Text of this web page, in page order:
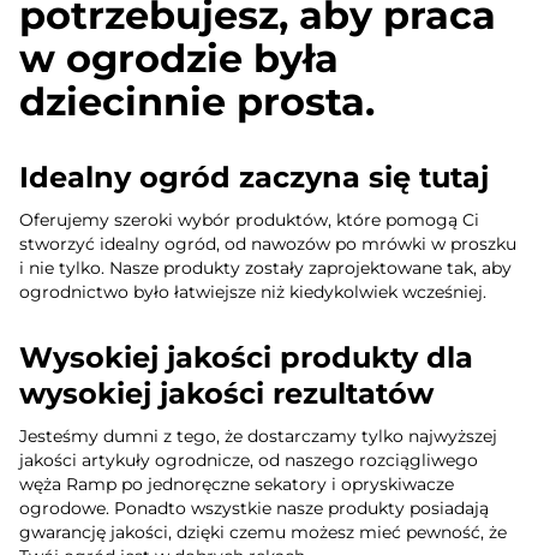
potrzebujesz, aby praca
w ogrodzie była
dziecinnie prosta.
Idealny ogród zaczyna się tutaj
Oferujemy szeroki wybór produktów, które pomogą Ci
stworzyć idealny ogród, od nawozów po mrówki w proszku
i nie tylko. Nasze produkty zostały zaprojektowane tak, aby
ogrodnictwo było łatwiejsze niż kiedykolwiek wcześniej.
Wysokiej jakości produkty dla
wysokiej jakości rezultatów
Jesteśmy dumni z tego, że dostarczamy tylko najwyższej
jakości artykuły ogrodnicze, od naszego rozciągliwego
węża Ramp po jednoręczne sekatory i opryskiwacze
ogrodowe. Ponadto wszystkie nasze produkty posiadają
gwarancję jakości, dzięki czemu możesz mieć pewność, że